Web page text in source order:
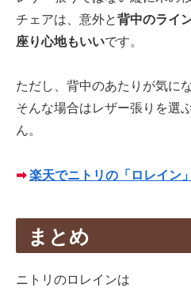
チェアは、意外と背中のライ
座り心地もいいです。
ただし、背中のあたりが気に
そんな場合はレザー張りを選
ん。
➡楽天でニトリの「ロレイン
まとめ
ニトリのロレインは